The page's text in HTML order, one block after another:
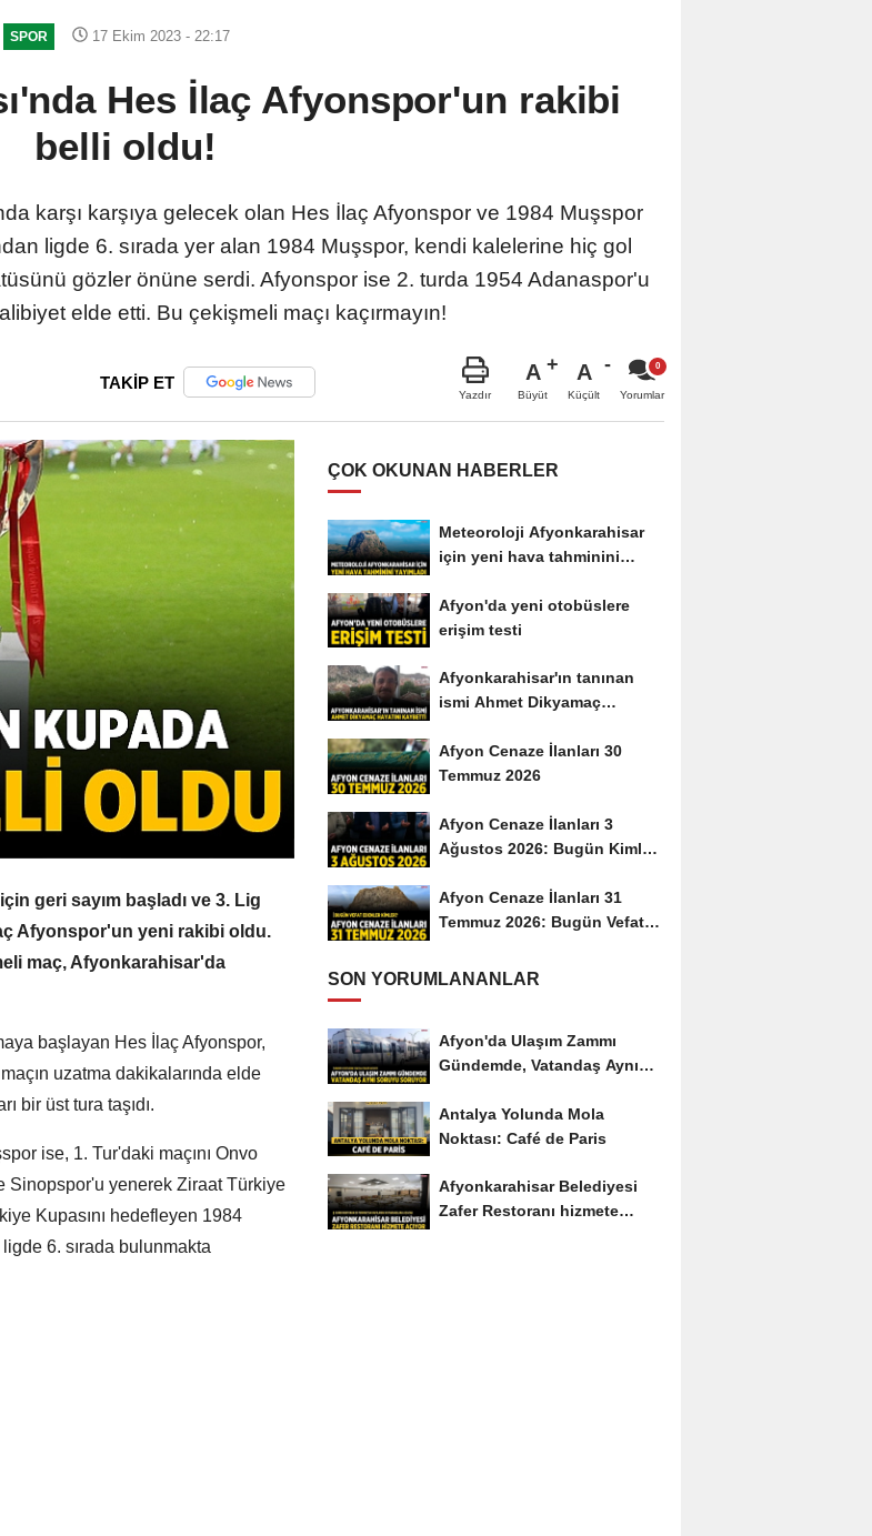
SPOR 17 Ekim 2023 - 22:17
Hes İlaç Afyonspor'un rakibi
belli oldu!
karşı karşıya gelecek olan Hes İlaç Afyonspor ve 1984 Muşspor
ligde 6. sırada yer alan 1984 Muşspor, kendi kalelerine hiç gol
gözler önüne serdi. Afyonspor ise 2. turda 1954 Adanaspor'u
elde etti. Bu çekişmeli maçı kaçırmayın!
TAKİP ET
Yazdır
A
Büyüt
A
Küçült Yorumlar
geri sayım başladı ve 3. Lig
Afyonspor'un yeni rakibi oldu.
maç, Afyonkarahisar'da
başlayan Hes İlaç Afyonspor,
uzatma dakikalarında elde
bir üst tura taşıdı.
ise, 1. Tur'daki maçını Onvo
Sinopspor'u yenerek Ziraat Türkiye
Kupasını hedefleyen 1984
6. sırada bulunmakta
ÇOK OKUNAN HABERLER
Meteoroloji Afyonkarahisar
için yeni hava tahminini
Afyon'da yeni otobüslere
erişim testi
Afyonkarahisar'ın tanınan
ismi Ahmet Dikyamaç
Afyon Cenaze İlanları 30
Temmuz 2026
Afyon Cenaze İlanları 3
Ağustos 2026: Bugün Kimler
Afyon Cenaze İlanları 31
Temmuz 2026: Bugün Vefat
SON YORUMLANANLAR
Afyon'da Ulaşım Zammı
Gündemde, Vatandaş Aynı
Antalya Yolunda Mola
Noktası: Café de Paris
Afyonkarahisar Belediyesi
Zafer Restoranı hizmete